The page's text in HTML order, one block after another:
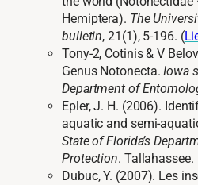
Hemiptera). The
bulletin, 21(1), 5-196. (
Tony-2, Cotinis & V
Genus Notonecta.Iowa
Department of
Epler, J. H. (2006).
aquatic and semi-
State of Florida’s
Protection. Tallahassee.
Dubuc, Y. (2007). Les